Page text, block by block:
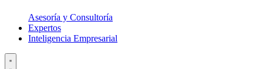
Asesoría y Consultoría
Expertos
Inteligencia Empresarial